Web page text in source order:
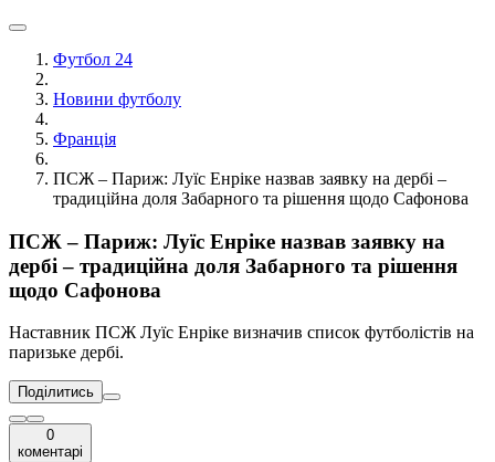
Футбол 24
Новини футболу
Франція
ПСЖ – Париж: Луїс Енріке назвав заявку на дербі –
традиційна доля Забарного та рішення щодо Сафонова
ПСЖ – Париж: Луїс Енріке назвав заявку на
дербі – традиційна доля Забарного та рішення
щодо Сафонова
Наставник ПСЖ Луїс Енріке визначив список футболістів на
паризьке дербі.
Поділитись
0
коментарі